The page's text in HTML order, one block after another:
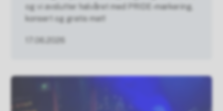
17.06.2026
og vi avslutter halvåret med PRIDE-markering,
konsert og gratis mat!